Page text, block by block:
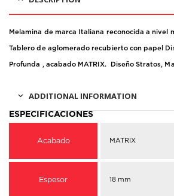
Melamina de marca Italiana reconocida a nivel
Tablero de aglomerado recubierto con papel
Profunda , acabado MATRIX. Diseño Stratos,
ADDITIONAL INFORMATION
Acabado MATRIX
Espesor 18 mm